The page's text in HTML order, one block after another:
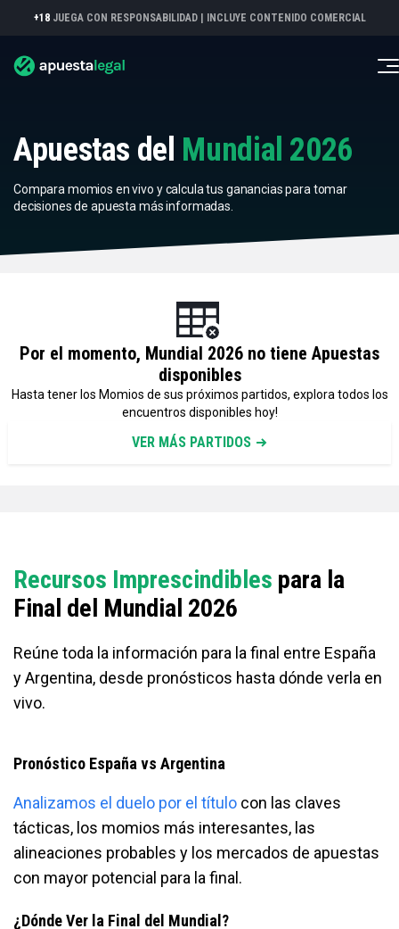
+18JUEGA CON RESPONSABILIDAD | INCLUYE CONTENIDO COMERCIAL
Apuestas del Mundial 2026
Compara momios en vivo y calcula tus ganancias para tomar
decisiones de apuesta más informadas.
Por el momento, Mundial 2026 no tiene Apuestas
disponibles
Hasta tener los Momios de sus próximos partidos, explora todos los
encuentros disponibles hoy!
VER MÁS PARTIDOS
Recursos Imprescindibles para la
Final del Mundial 2026
Reúne toda la información para la final entre España
y Argentina, desde pronósticos hasta dónde verla en
vivo.
Pronóstico España vs Argentina
Analizamos el duelo por el título con las claves
tácticas, los momios más interesantes, las
alineaciones probables y los mercados de apuestas
con mayor potencial para la final.
¿Dónde Ver la Final del Mundial?